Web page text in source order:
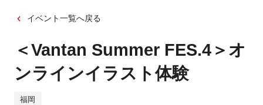
イベント一覧へ戻る
＜Vantan Summer FES.4＞オ
ンラインイラスト体験
福岡